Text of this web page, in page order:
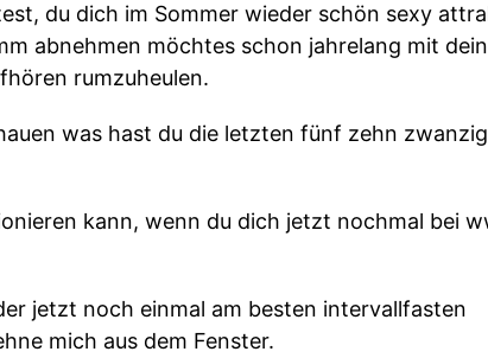
du dich im Sommer wieder schön sexy
abnehmen möchtes schon jahrelang mit
rumzuheulen.
was hast du die letzten fünf zehn zwanzig
kann, wenn du dich jetzt nochmal bei
jetzt noch einmal am besten intervallfasten
mich aus dem Fenster.